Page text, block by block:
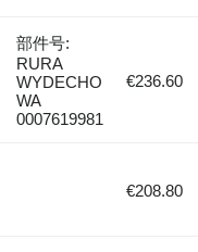
部件号:
RURA
WYDECHO
WA
0007619981
€236.60
€208.80